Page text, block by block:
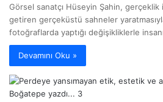
Görsel sanatçı Hüseyin Şahin, gerçeklik
getiren gerçeküstü sahneler
fotoğraflarda yaptığı değişikliklerle
Devamını Oku »